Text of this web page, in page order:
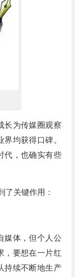
长为传媒圈观察
均获得口碑。
代，也确实有些
了关键作用：
媒体，但个人公
，要想在一片红
持续不断地生产